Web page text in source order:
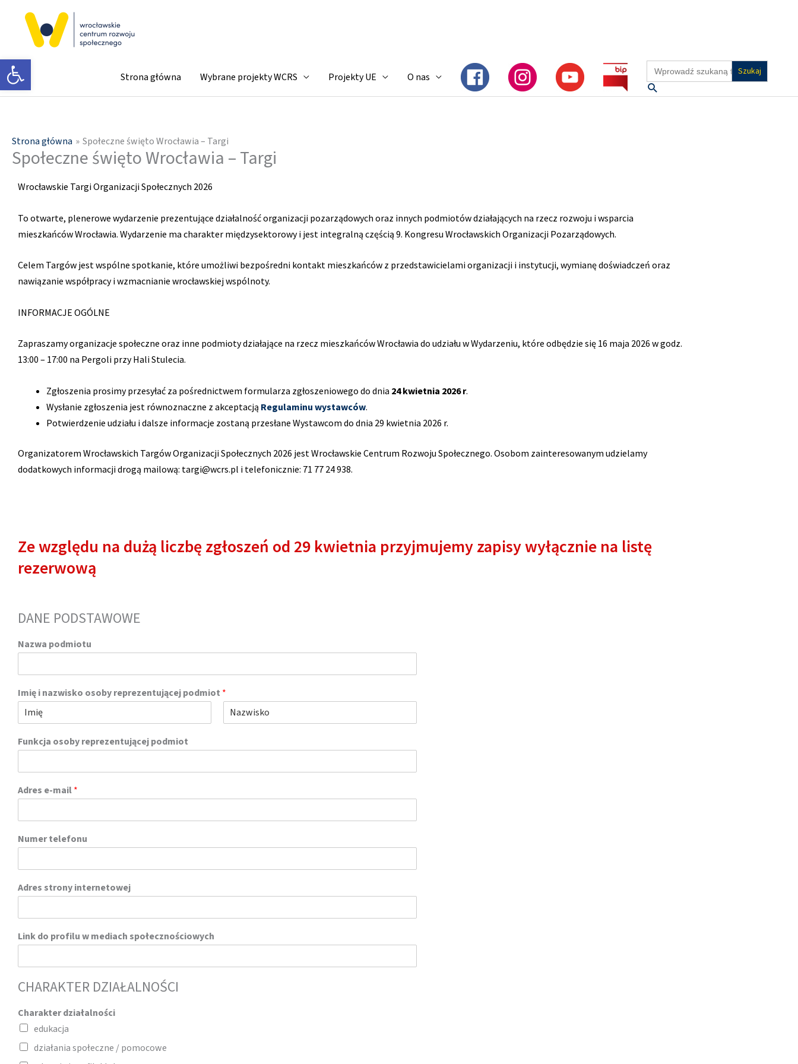
Otwórz pasek narzędzi Strona główna Wybrane projekty WCRS Projekty UE O nas
Search
for:
Szukaj
Strona główna Społeczne święto Wrocławia – Targi
Społeczne święto Wrocławia – Targi
Wrocławskie Targi Organizacji Społecznych 2026
To otwarte, plenerowe wydarzenie prezentujące działalność organizacji pozarządowych oraz innych podmiotów działających na rzecz rozwoju i wsparcia
mieszkańców Wrocławia. Wydarzenie ma charakter międzysektorowy i jest integralną częścią 9. Kongresu Wrocławskich Organizacji Pozarządowych.
Celem Targów jest wspólne spotkanie, które umożliwi bezpośredni kontakt mieszkańców z przedstawicielami organizacji i instytucji, wymianę doświadczeń oraz
nawiązanie współpracy i wzmacnianie wrocławskiej wspólnoty.
INFORMACJE OGÓLNE
Zapraszamy organizacje społeczne oraz inne podmioty działające na rzecz mieszkańców Wrocławia do udziału w Wydarzeniu, które odbędzie się 16 maja 2026 w godz.
13:00 – 17:00 na Pergoli przy Hali Stulecia.
Zgłoszenia prosimy przesyłać za pośrednictwem formularza zgłoszeniowego do dnia 24 kwietnia 2026 r.
Wysłanie zgłoszenia jest równoznaczne z akceptacją Regulaminu wystawców.
Potwierdzenie udziału i dalsze informacje zostaną przesłane Wystawcom do dnia 29 kwietnia 2026 r.
Organizatorem Wrocławskich Targów Organizacji Społecznych 2026 jest Wrocławskie Centrum Rozwoju Społecznego. Osobom zainteresowanym udzielamy
dodatkowych informacji drogą mailową: targi@wcrs.pl i telefonicznie: 71 77 24 938.
Ze względu na dużą liczbę zgłoszeń od 29 kwietnia przyjmujemy zapisy wyłącznie na listę
rezerwową
DANE PODSTAWOWE
N
u
e
n
m
o
p
o
Nazwa podmiotu
Imię i nazwisko osoby reprezentującej podmiot *
i
e
s
z
y
n
Funkcja osoby reprezentującej podmiot
Adres e-mail*
Numer telefonu
Adres strony internetowej
Link do profilu w mediach społecznościowych
CHARAKTER DZIAŁALNOŚCI
Charakter działalności
edukacja
działania społeczne / pomocowe